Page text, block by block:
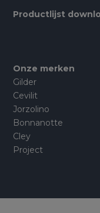
Productlijst
Onze merken
Gilder
Cevilit
Jorzolino
Bonnanotte
Cley
Project